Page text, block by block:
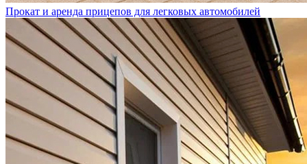
Прокат и аренда прицепов для легковых автомобилей